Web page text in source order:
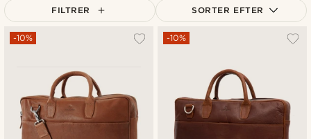
FILTRER SORTER EFTER
Mest populære
Laveste pris
Højeste pris
-10% -10%